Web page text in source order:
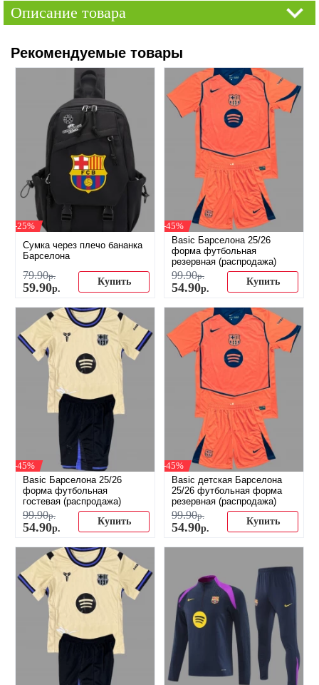
Описание товара
Рекомендуемые товары
-25%
Сумка через плечо бананка
Барселона
79.90р.
59.90р.
Купить
-45%
Basic Барселона 25/26
форма футбольная
резервная (распродажа)
99.90р.
54.90р.
Купить
-45%
Basic Барселона 25/26
форма футбольная
гостевая (распродажа)
99.90р.
54.90р.
Купить
-45%
Basic детская Барселона
25/26 футбольная форма
резервная (распродажа)
99.90р.
54.90р.
Купить